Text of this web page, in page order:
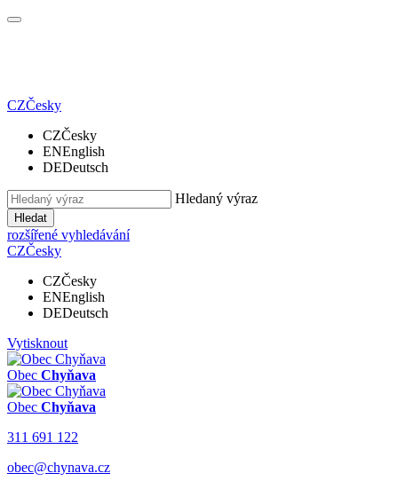
CZČesky
CZČesky
ENEnglish
DEDeutsch
Hledaný výraz
Hledat
rozšířené vyhledávání
CZČesky
CZČesky
ENEnglish
DEDeutsch
Vytisknout
Obec Chyňava
Obec Chyňava
311 691 122
obec@chynava.cz